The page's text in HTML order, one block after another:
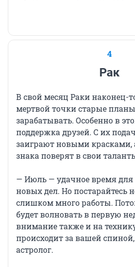
4
Рак
В свой месяц Раки наконец-
мертвой точки старые
зарабатывать. Особенно в
поддержка друзей. С их
заиграют новыми красками,
знака поверят в свои
— Июль — удачное время для
новых дел. Но постарайтесь
слишком много работы.
будет волновать в первую
внимание также и на
происходит за вашей
астролог.